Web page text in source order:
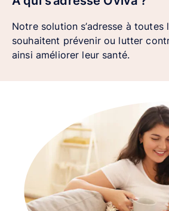
Notre solution s’adresse à toutes
souhaitent prévenir ou lutter
ainsi améliorer leur santé.